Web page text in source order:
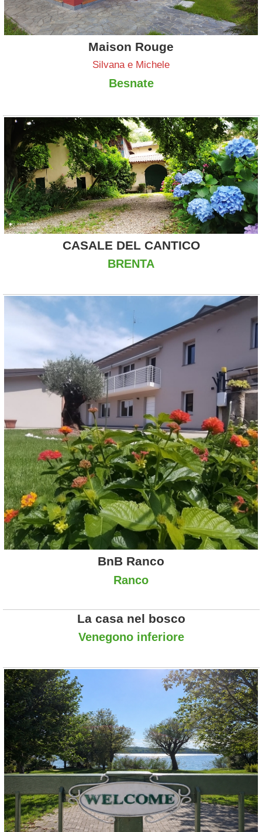
Maison Rouge
Silvana e Michele
Besnate
CASALE DEL CANTICO
BRENTA
BnB Ranco
Ranco
La casa nel bosco
Venegono inferiore